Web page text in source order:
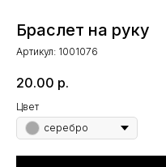
Браслет на руку
Артикул: 1001076
20.00 р.
Цвет
серебро